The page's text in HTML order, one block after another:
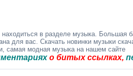
в разделе музыка. Большая
для вас. Скачать новинки музыки
самая модная музыка на нашем сайте
о битых ссылках,